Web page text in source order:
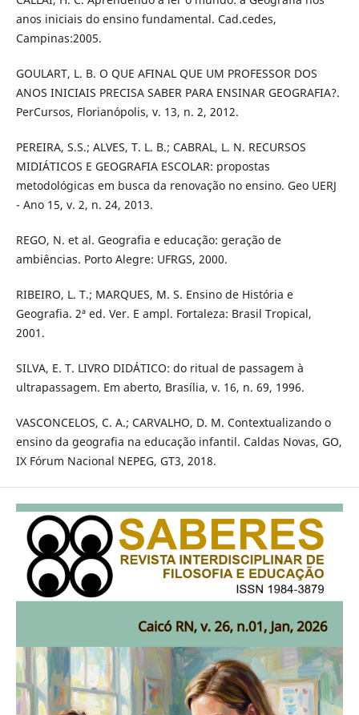
anos iniciais do ensino fundamental. Cad.cedes,
Campinas:2005.
GOULART, L. B. O QUE AFINAL QUE UM PROFESSOR DOS
ANOS INICIAIS PRECISA SABER PARA ENSINAR GEOGRAFIA?.
PerCursos, Florianópolis, v. 13, n. 2, 2012.
PEREIRA, S.S.; ALVES, T. L. B.; CABRAL, L. N. RECURSOS
MIDIÁTICOS E GEOGRAFIA ESCOLAR: propostas
metodológicas em busca da renovação no ensino. Geo UERJ
- Ano 15, v. 2, n. 24, 2013.
REGO, N. et al. Geografia e educação: geração de
ambiências. Porto Alegre: UFRGS, 2000.
RIBEIRO, L. T.; MARQUES, M. S. Ensino de História e
Geografia. 2ª ed. Ver. E ampl. Fortaleza: Brasil Tropical,
2001.
SILVA, E. T. LIVRO DIDÁTICO: do ritual de passagem à
ultrapassagem. Em aberto, Brasília, v. 16, n. 69, 1996.
VASCONCELOS, C. A.; CARVALHO, D. M. Contextualizando o
ensino da geografia na educação infantil. Caldas Novas, GO,
IX Fórum Nacional NEPEG, GT3, 2018.